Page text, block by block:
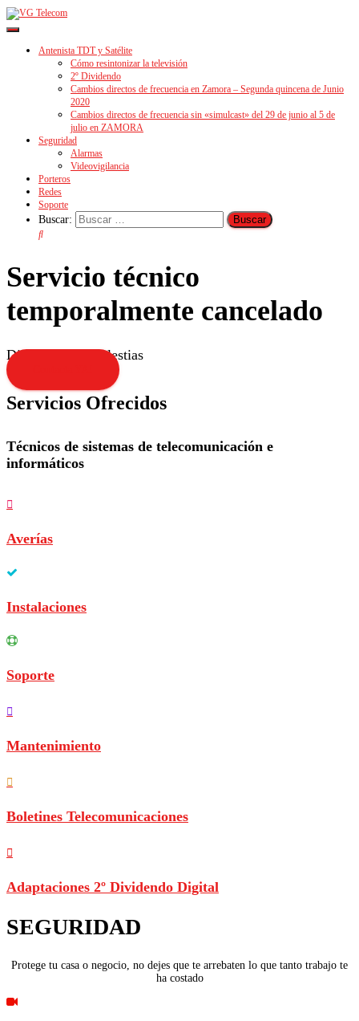
Cambiar
modo
navegación
Antenista TDT y Satélite
Cómo resintonizar la televisión
2º Dividendo
Cambios directos de frecuencia en Zamora – Segunda quincena de Junio
2020
Cambios directos de frecuencia sin «simulcast» del 29 de junio al 5 de
julio en ZAMORA
Seguridad
Alarmas
Videovigilancia
Porteros
Redes
Soporte
Buscar:
Servicio técnico
temporalmente cancelado
Disculpen las molestias
Servicios Ofrecidos
Técnicos de sistemas de telecomunicación e
informáticos
Averías
Instalaciones
Soporte
Mantenimiento
Boletines Telecomunicaciones
Adaptaciones 2º Dividendo Digital
SEGURIDAD
Protege tu casa o negocio, no dejes que te arrebaten lo que tanto trabajo te
ha costado